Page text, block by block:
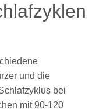
und die
bei
mit 90-120